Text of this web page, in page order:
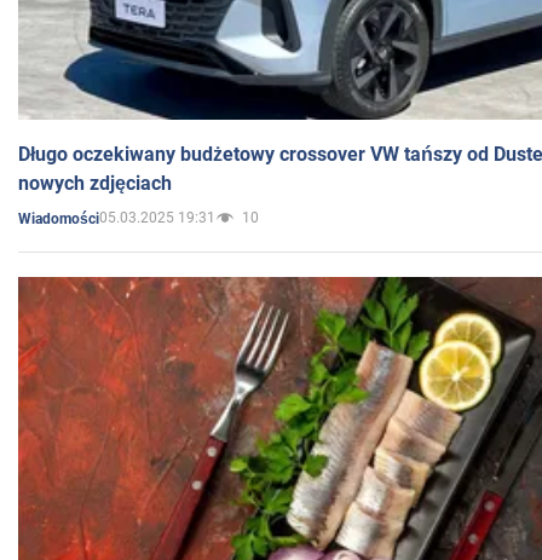
Długo oczekiwany budżetowy crossover VW tańszy od
nowych zdjęciach
Wiadomości05.03.2025 19:31 10